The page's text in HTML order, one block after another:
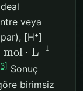
veya
[H⁺]
mol ⋅ L−1
Sonuç
birimsiz